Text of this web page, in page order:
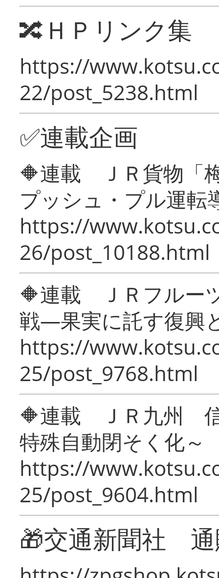
🔀ＨＰリンク集
https://
22/post_5238.html
✅連載企画
🔶連載 ＪＲ貨物「
プッシュ・プル運転
https://
26/post_10188.html
🔶連載 ＪＲフルー
戦―果実に託す復興
https://
25/post_9768.html
🔶連載 ＪＲ九州 信
特殊自動閉そく化～
https://
25/post_9604.html
🎁交通新聞社